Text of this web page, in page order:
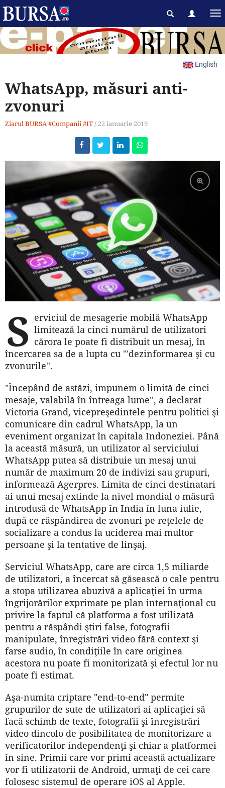
English
WhatsApp, măsuri anti-
zvonuri
Ziarul BURSA#Companii#IT/22 ianuarie 2019
S erviciul de mesagerie mobilă WhatsApp
limitează la cinci numărul de utilizatori
cărora le poate fi distribuit un mesaj, în
încercarea sa de a lupta cu "'dezinformarea şi cu
zvonurile''.
"Începând de astăzi, impunem o limită de cinci
mesaje, valabilă în în­treaga lume'', a declarat
Victoria Grand, vicepreşedintele pentru politici şi
comunicare din cadrul WhatsApp, la un
eveniment organizat în capitala Indoneziei. Până
la această măsură, un utilizator al serviciului
WhatsApp putea să distribuie un mesaj unui
număr de maximum 20 de indivizi sau grupuri,
informează Agerpres. Limita de cinci destinatari
ai unui mesaj extinde la nivel mondial o măsură
introdusă de WhatsApp în India în luna iulie,
după ce răspândirea de zvonuri pe reţelele de
socializare a condus la uciderea mai multor
persoane şi la tentative de linşaj.
Serviciul WhatsApp, care are circa 1,5 miliarde
de utilizatori, a încercat să găsească o cale pentru
a stopa utilizarea abuzivă a aplicaţiei în urma
îngrijorărilor exprimate pe plan internaţional cu
privire la faptul că platforma a fost utilizată
pentru a răspândi ştiri false, fotografii
manipulate, înregistrări video fără context şi
farse audio, în condiţiile în care originea
acestora nu poate fi monitorizată şi efectul lor nu
poate fi estimat.
Aşa-numita criptare "end-to-end" permite
grupurilor de sute de utilizatori ai aplicaţiei să
facă schimb de texte, fotografii şi înregistrări
video dincolo de posibilitatea de monitorizare a
verificatorilor independenţi şi chiar a platformei
în sine. Primii care vor primi această actualizare
vor fi utilizatorii de Android, urmaţi de cei care
folosesc sistemul de operare iOS al Apple.